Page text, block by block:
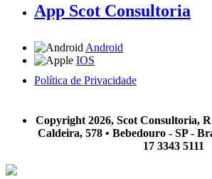
App Scot Consultoria
Android
IOS
Política de Privacidade
Copyright 2026, Scot Consultoria,
Caldeira, 578 • Bebedouro - SP -
17 3343 5111